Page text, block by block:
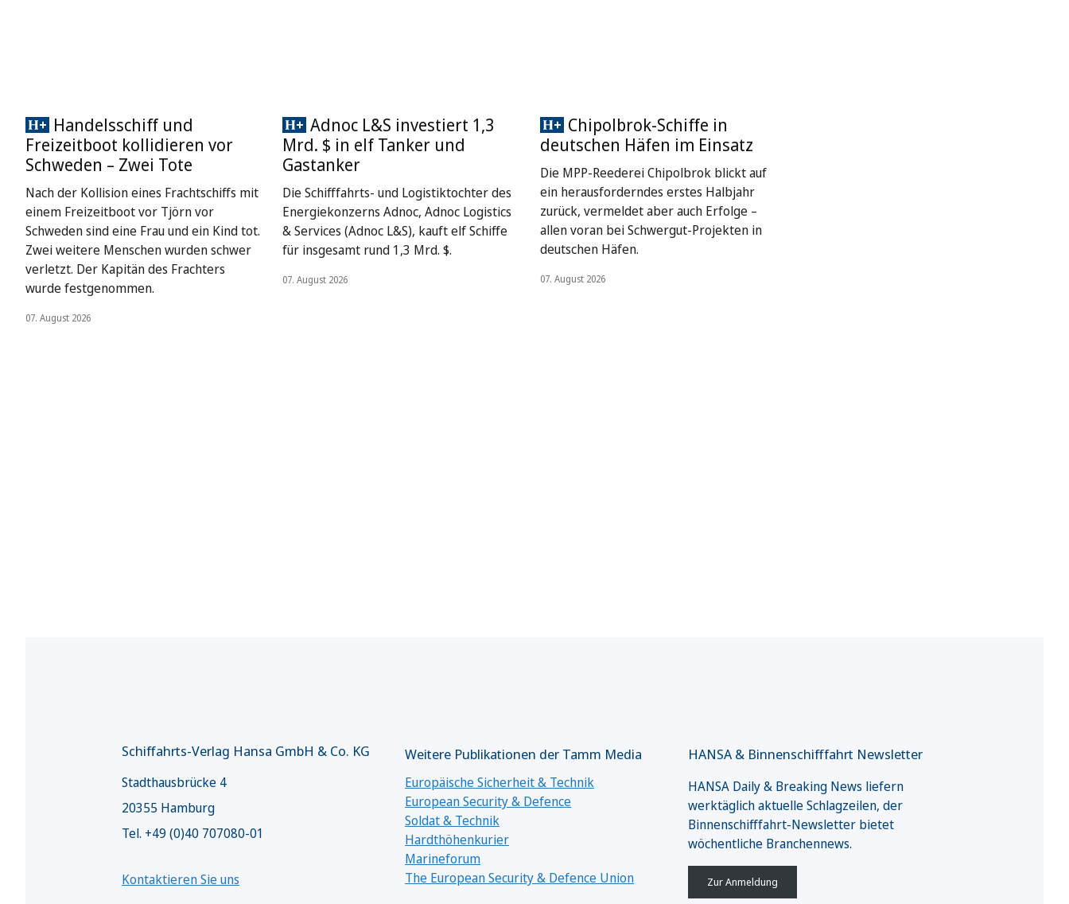
Handelsschiff und
Freizeitboot kollidieren vor
Schweden – Zwei Tote
Nach der Kollision eines Frachtschiffs mit
einem Freizeitboot vor Tjörn vor
Schweden sind eine Frau und ein Kind tot.
Zwei weitere Menschen wurden schwer
verletzt. Der Kapitän des Frachters
wurde festgenommen.
07. August 2026
Adnoc L&S investiert 1,3
Mrd. $ in elf Tanker und
Gastanker
Die Schifffahrts- und Logistiktochter des
Energiekonzerns Adnoc, Adnoc Logistics
& Services (Adnoc L&S), kauft elf Schiffe
für insgesamt rund 1,3 Mrd. $.
07. August 2026
Chipolbrok-Schiffe in
deutschen Häfen im Einsatz
Die MPP-Reederei Chipolbrok blickt auf
ein herausforderndes erstes Halbjahr
zurück, vermeldet aber auch Erfolge –
allen voran bei Schwergut-Projekten in
deutschen Häfen.
07. August 2026
Schiffahrts-Verlag Hansa GmbH & Co. KG
Stadthausbrücke 4
20355 Hamburg
Tel. +49 (0)40 707080-01
Kontaktieren Sie uns
Weitere Publikationen der Tamm Media
Europäische Sicherheit & Technik
European Security & Defence
Soldat & Technik
Hardthöhenkurier
Marineforum
The European Security & Defence Union
HANSA & Binnenschifffahrt Newsletter
HANSA Daily & Breaking News liefern
werktäglich aktuelle Schlagzeilen, der
Binnenschifffahrt-Newsletter bietet
wöchentliche Branchennews.
Zur Anmeldung